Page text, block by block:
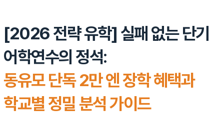
[2026 전략 유학] 실패 없는 단기
어학연수의 정석:
동유모 단독 2만 엔 장학 혜택과
학교별 정밀 분석 가이드